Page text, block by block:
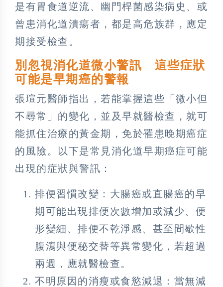
是有胃食道逆流、幽門桿菌感染病史、或
曾患消化道潰瘍者，都是高危族群，應定
期接受檢查。
別忽視消化道微小警訊 這些症狀
可能是早期癌的警報
張瑄元醫師指出，若能掌握這些「微小但
不尋常」的變化，並及早就醫檢查，就可
能抓住治療的黃金期，免於罹患晚期癌症
的風險。以下是常見消化道早期癌症可能
出現的症狀與警訊：
排便習慣改變：大腸癌或直腸癌的早
期可能出現排便次數增加或減少、便
形變細、排便不乾淨感、甚至間歇性
腹瀉與便秘交替等異常變化，若超過
兩週，應就醫檢查。
不明原因的消瘦或食慾減退：當無減